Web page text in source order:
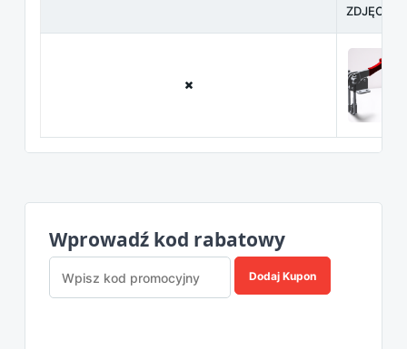
ZDJĘCIE
Wprowadź kod rabatowy
Dodaj Kupon